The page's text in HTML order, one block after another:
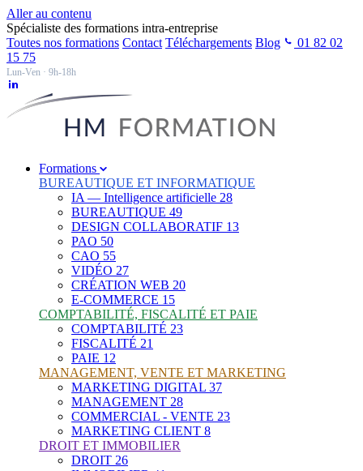
Aller au contenu
Spécialiste des formations intra-entreprise
Toutes nos formations Contact Téléchargements Blog
01 82 02
15 75
Lun-Ven · 9h-18h
Formations
BUREAUTIQUE ET INFORMATIQUE
IA — Intelligence artificielle 28
BUREAUTIQUE 49
DESIGN COLLABORATIF 13
PAO 50
CAO 55
VIDÉO 27
CRÉATION WEB 20
E-COMMERCE 15
COMPTABILITÉ, FISCALITÉ ET PAIE
COMPTABILITÉ 23
FISCALITÉ 21
PAIE 12
MANAGEMENT, VENTE ET MARKETING
MARKETING DIGITAL 37
MANAGEMENT 28
COMMERCIAL - VENTE 23
MARKETING CLIENT 8
DROIT ET IMMOBILIER
DROIT 26